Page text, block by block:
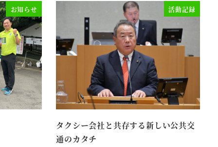
お知らせ 活動記録
タクシー会社と共存する新しい公共交
通のカタチ